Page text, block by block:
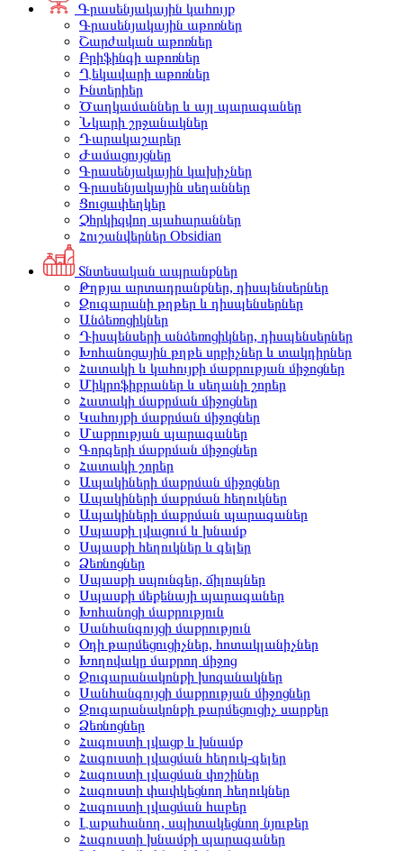
Գրասենյակային կահույք
Գրասենյակային աթոռներ
Շարժական աթոռներ
Բրիֆինգի աթոռներ
Ղեկավարի աթոռներ
Ինտերիեր
Ծաղկամաններ և այլ պարագաներ
Նկարի շրջանակներ
Դարակաշարեր
Ժամացույցներ
Գրասենյակային կախիչներ
Գրասենյակային սեղաններ
Ցուցափեղկեր
Չհրկիզվող պահարաններ
Հուշանվերներ Obsidian
Տնտեսական ապրանքներ
Թղթյա արտադրանքներ, դիսպենսերներ
Զուգարանի թղթեր և դիսպենսերներ
Անձեռոցիկներ
Դիսպենսերի անձեռոցիկներ, դիսպենսերներ
Խոհանոցային թղթե սրբիչներ և տակդիրներ
Հատակի և կահույքի մաքրության միջոցներ
Միկրոֆիբրաներ և սեղանի շորեր
Հատակի մաքրման միջոցներ
Կահույքի մաքրման միջոցներ
Մաքրության պարագաներ
Գորգերի մաքրման միջոցներ
Հատակի շորեր
Ապակիների մաքրման միջոցներ
Ապակիների մաքրման հեղուկներ
Ապակիների մաքրման պարագաներ
Սպասքի լվացում և խնամք
Սպասքի հեղուկներ և գելեր
Ձեռնոցներ
Սպասքի սպունգեր, ճիլոպներ
Սպասքի մեքենայի պարագաներ
Խոհանոցի մաքրություն
Սանհանգույցի մաքրություն
Օդի թարմեցուցիչներ, հոտակլանիչներ
Խողովակը մաքրող միջոց
Զուգարանակոնքի խոզանակներ
Սանհանգույցի մաքրության միջոցներ
Զուգարանակոնքի թարմեցուցիչ սարքեր
Ձեռնոցներ
Հագուստի լվացք և խնամք
Հագուստի լվացման հեղուկ-գելեր
Հագուստի լվացման փոշիներ
Հագուստի փափկեցնող հեղուկներ
Հագուստի լվացման հաբեր
Լաքահանող, սպիտակեցնող նյութեր
Հագուստի խնամքի պարագաներ